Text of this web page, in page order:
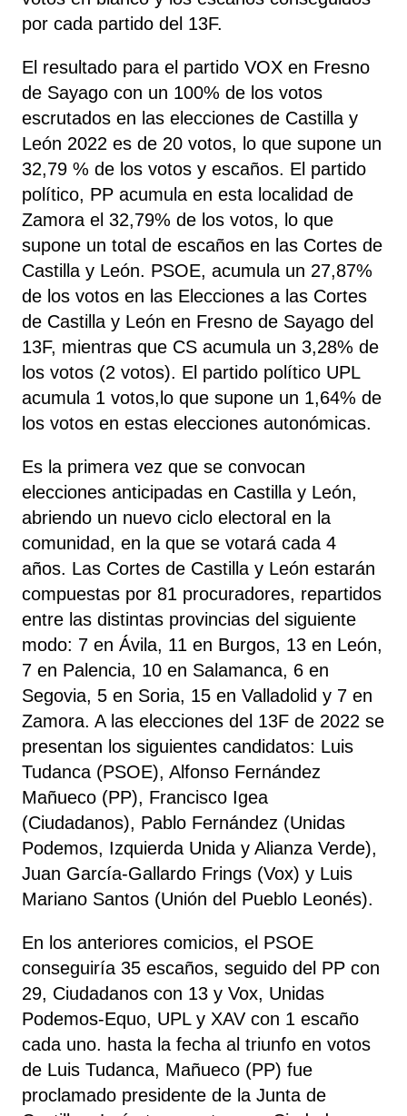
por cada partido del 13F.
El resultado para el partido VOX en Fresno
de Sayago con un 100% de los votos
escrutados en las elecciones de Castilla y
León 2022 es de 20 votos, lo que supone un
32,79 % de los votos y escaños. El partido
político, PP acumula en esta localidad de
Zamora el 32,79% de los votos, lo que
supone un total de escaños en las Cortes de
Castilla y León. PSOE, acumula un 27,87%
de los votos en las Elecciones a las Cortes
de Castilla y León en Fresno de Sayago del
13F, mientras que CS acumula un 3,28% de
los votos (2 votos). El partido político UPL
acumula 1 votos,lo que supone un 1,64% de
los votos en estas elecciones autonómicas.
Es la primera vez que se convocan
elecciones anticipadas en Castilla y León,
abriendo un nuevo ciclo electoral en la
comunidad, en la que se votará cada 4
años. Las Cortes de Castilla y León estarán
compuestas por 81 procuradores, repartidos
entre las distintas provincias del siguiente
modo: 7 en Ávila, 11 en Burgos, 13 en León,
7 en Palencia, 10 en Salamanca, 6 en
Segovia, 5 en Soria, 15 en Valladolid y 7 en
Zamora. A las elecciones del 13F de 2022 se
presentan los siguientes candidatos: Luis
Tudanca (PSOE), Alfonso Fernández
Mañueco (PP), Francisco Igea
(Ciudadanos), Pablo Fernández (Unidas
Podemos, Izquierda Unida y Alianza Verde),
Juan García-Gallardo Frings (Vox) y Luis
Mariano Santos (Unión del Pueblo Leonés).
En los anteriores comicios, el PSOE
conseguiría 35 escaños, seguido del PP con
29, Ciudadanos con 13 y Vox, Unidas
Podemos-Equo, UPL y XAV con 1 escaño
cada uno. hasta la fecha al triunfo en votos
de Luis Tudanca, Mañueco (PP) fue
proclamado presidente de la Junta de